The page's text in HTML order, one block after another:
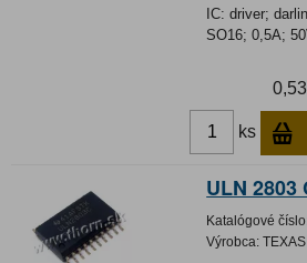
IC: driver;
SO16; 0,5A;
ks
ULN 2803
Katalógové
Výrobca: